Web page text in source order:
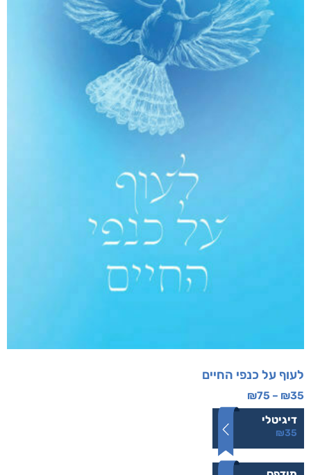
לעוף על כנפי החיים
₪35
–
₪75
דיגיטלי
₪35